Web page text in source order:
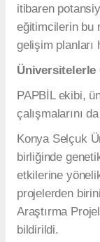
itibaren
eğitimcilerin bu
gelişim planları
Üniversitelerle
PAPBİL ekibi,
çalışmalarını
Konya Selçuk
birliğinde
etkilerine
projelerden
Araştırma
bildirildi.